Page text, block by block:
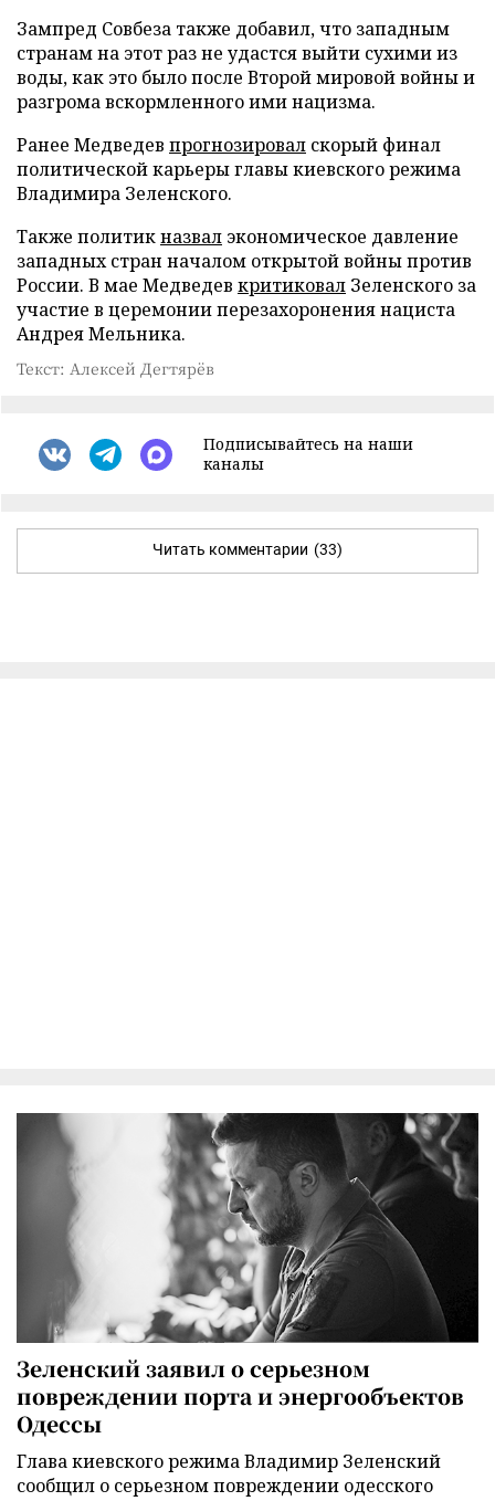
Зампред Совбеза также добавил, что западным
странам на этот раз не удастся выйти сухими из
воды, как это было после Второй мировой войны и
разгрома вскормленного ими нацизма.
Ранее Медведев прогнозировал скорый финал
политической карьеры главы киевского режима
Владимира Зеленского.
Также политикназвал экономическое давление
западных стран началом открытой войны против
России. В мае Медведев критиковал Зеленского за
участие в церемонии перезахоронения нациста
Андрея Мельника.
Текст: Алексей Дегтярёв
Подписывайтесь на наши
каналы
Читать комментарии (33)
Зеленский заявил о серьезном
повреждении порта и энергообъектов
Одессы
Глава киевского режима Владимир Зеленский
сообщил о серьезном повреждении одесского